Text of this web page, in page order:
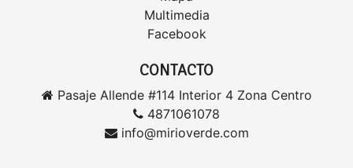
Multimedia
Facebook
CONTACTO
Pasaje Allende #114 Interior 4 Zona Centro
4871061078
info@mirioverde.com